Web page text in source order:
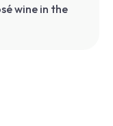
wine in the